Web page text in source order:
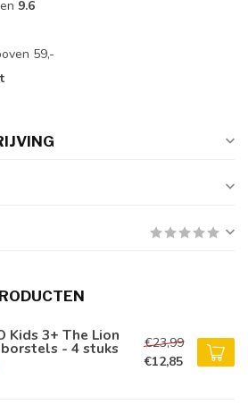
9.6
59,-
Kids 3+ The Lion
- 4 stuks
€23,99
€12,85